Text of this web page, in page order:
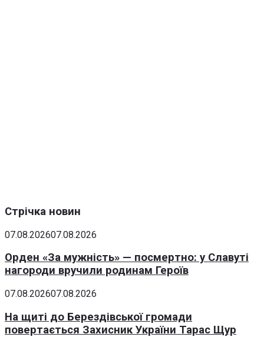
Стрічка новин
07.08.202607.08.2026
Орден «За мужність» — посмертно: у Славуті
нагороди вручили родинам Героїв
07.08.202607.08.2026
На щиті до Берездівської громади
повертається Захисник України Тарас Щур